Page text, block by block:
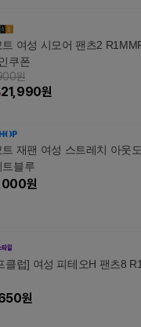
트 여성 시모어 팬츠2
쿠폰
원
21,990원
트 재팬 여성 스트레치 아웃
트블루
원
H 팬츠8 R1MQHPX0501-N
원